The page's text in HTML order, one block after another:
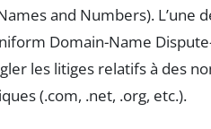
and Numbers). L’une
Domain-Name
les litiges relatifs à des
(.com, .net, .org, etc.).